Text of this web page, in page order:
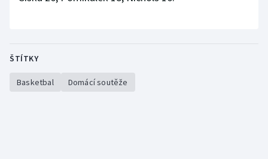
ŠTÍTKY
Basketbal Domácí soutěže